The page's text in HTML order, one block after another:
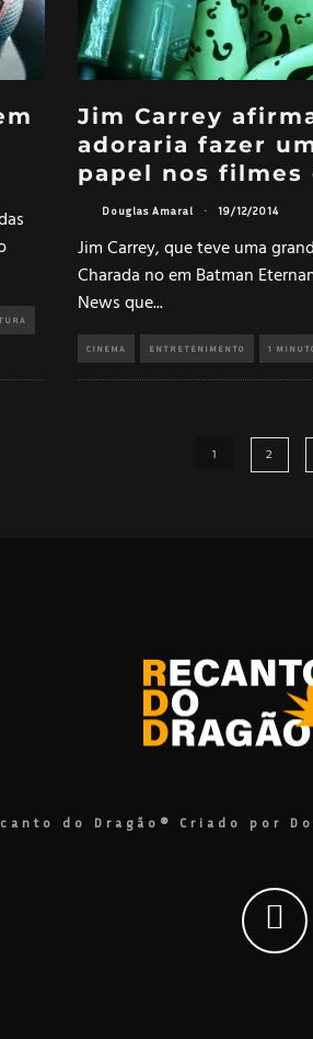
Jim Carrey
adoraria fazer
papel nos filmes
Douglas Amaral · 19/12/2014
Jim Carrey, que teve uma
Charada no em Batman
News que...
CINEMA ENTRETENIMENTO 1
1 2
do Dragão® Criado por